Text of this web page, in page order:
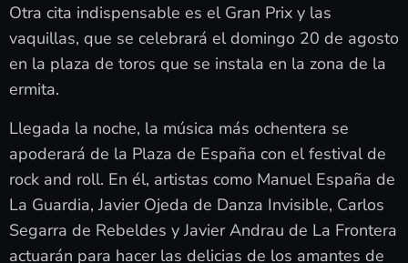
Otra cita indispensable es el Gran Prix y las
vaquillas, que se celebrará el domingo 20 de agosto
en la plaza de toros que se instala en la zona de la
ermita.
Llegada la noche, la música más ochentera se
apoderará de la Plaza de España con el festival de
rock and roll. En él, artistas como Manuel España de
La Guardia, Javier Ojeda de Danza Invisible, Carlos
Segarra de Rebeldes y Javier Andrau de La Frontera
actuarán para hacer las delicias de los amantes de